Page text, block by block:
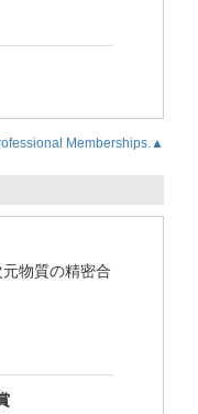
Memberships.▲
物質の精密合